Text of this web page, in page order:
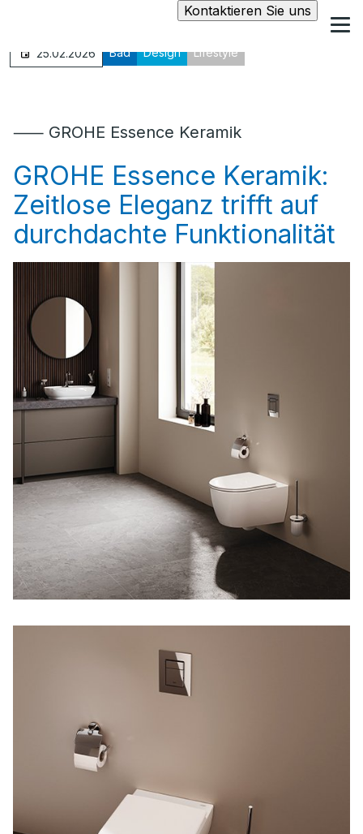
Kontaktieren Sie uns
25.02.2026 Bad Design Lifestyle
⸺ GROHE Essence Keramik
GROHE Essence Keramik:
Zeitlose Eleganz trifft auf
durchdachte Funktionalität